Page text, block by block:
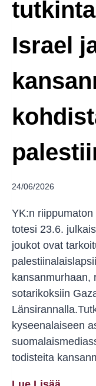
Israel
24/06/2026
YK:n
totesi 23.6.
joukot ovat
kansanmurhaan,
sotarikoksiin
kyseenalaiseen
todisteita